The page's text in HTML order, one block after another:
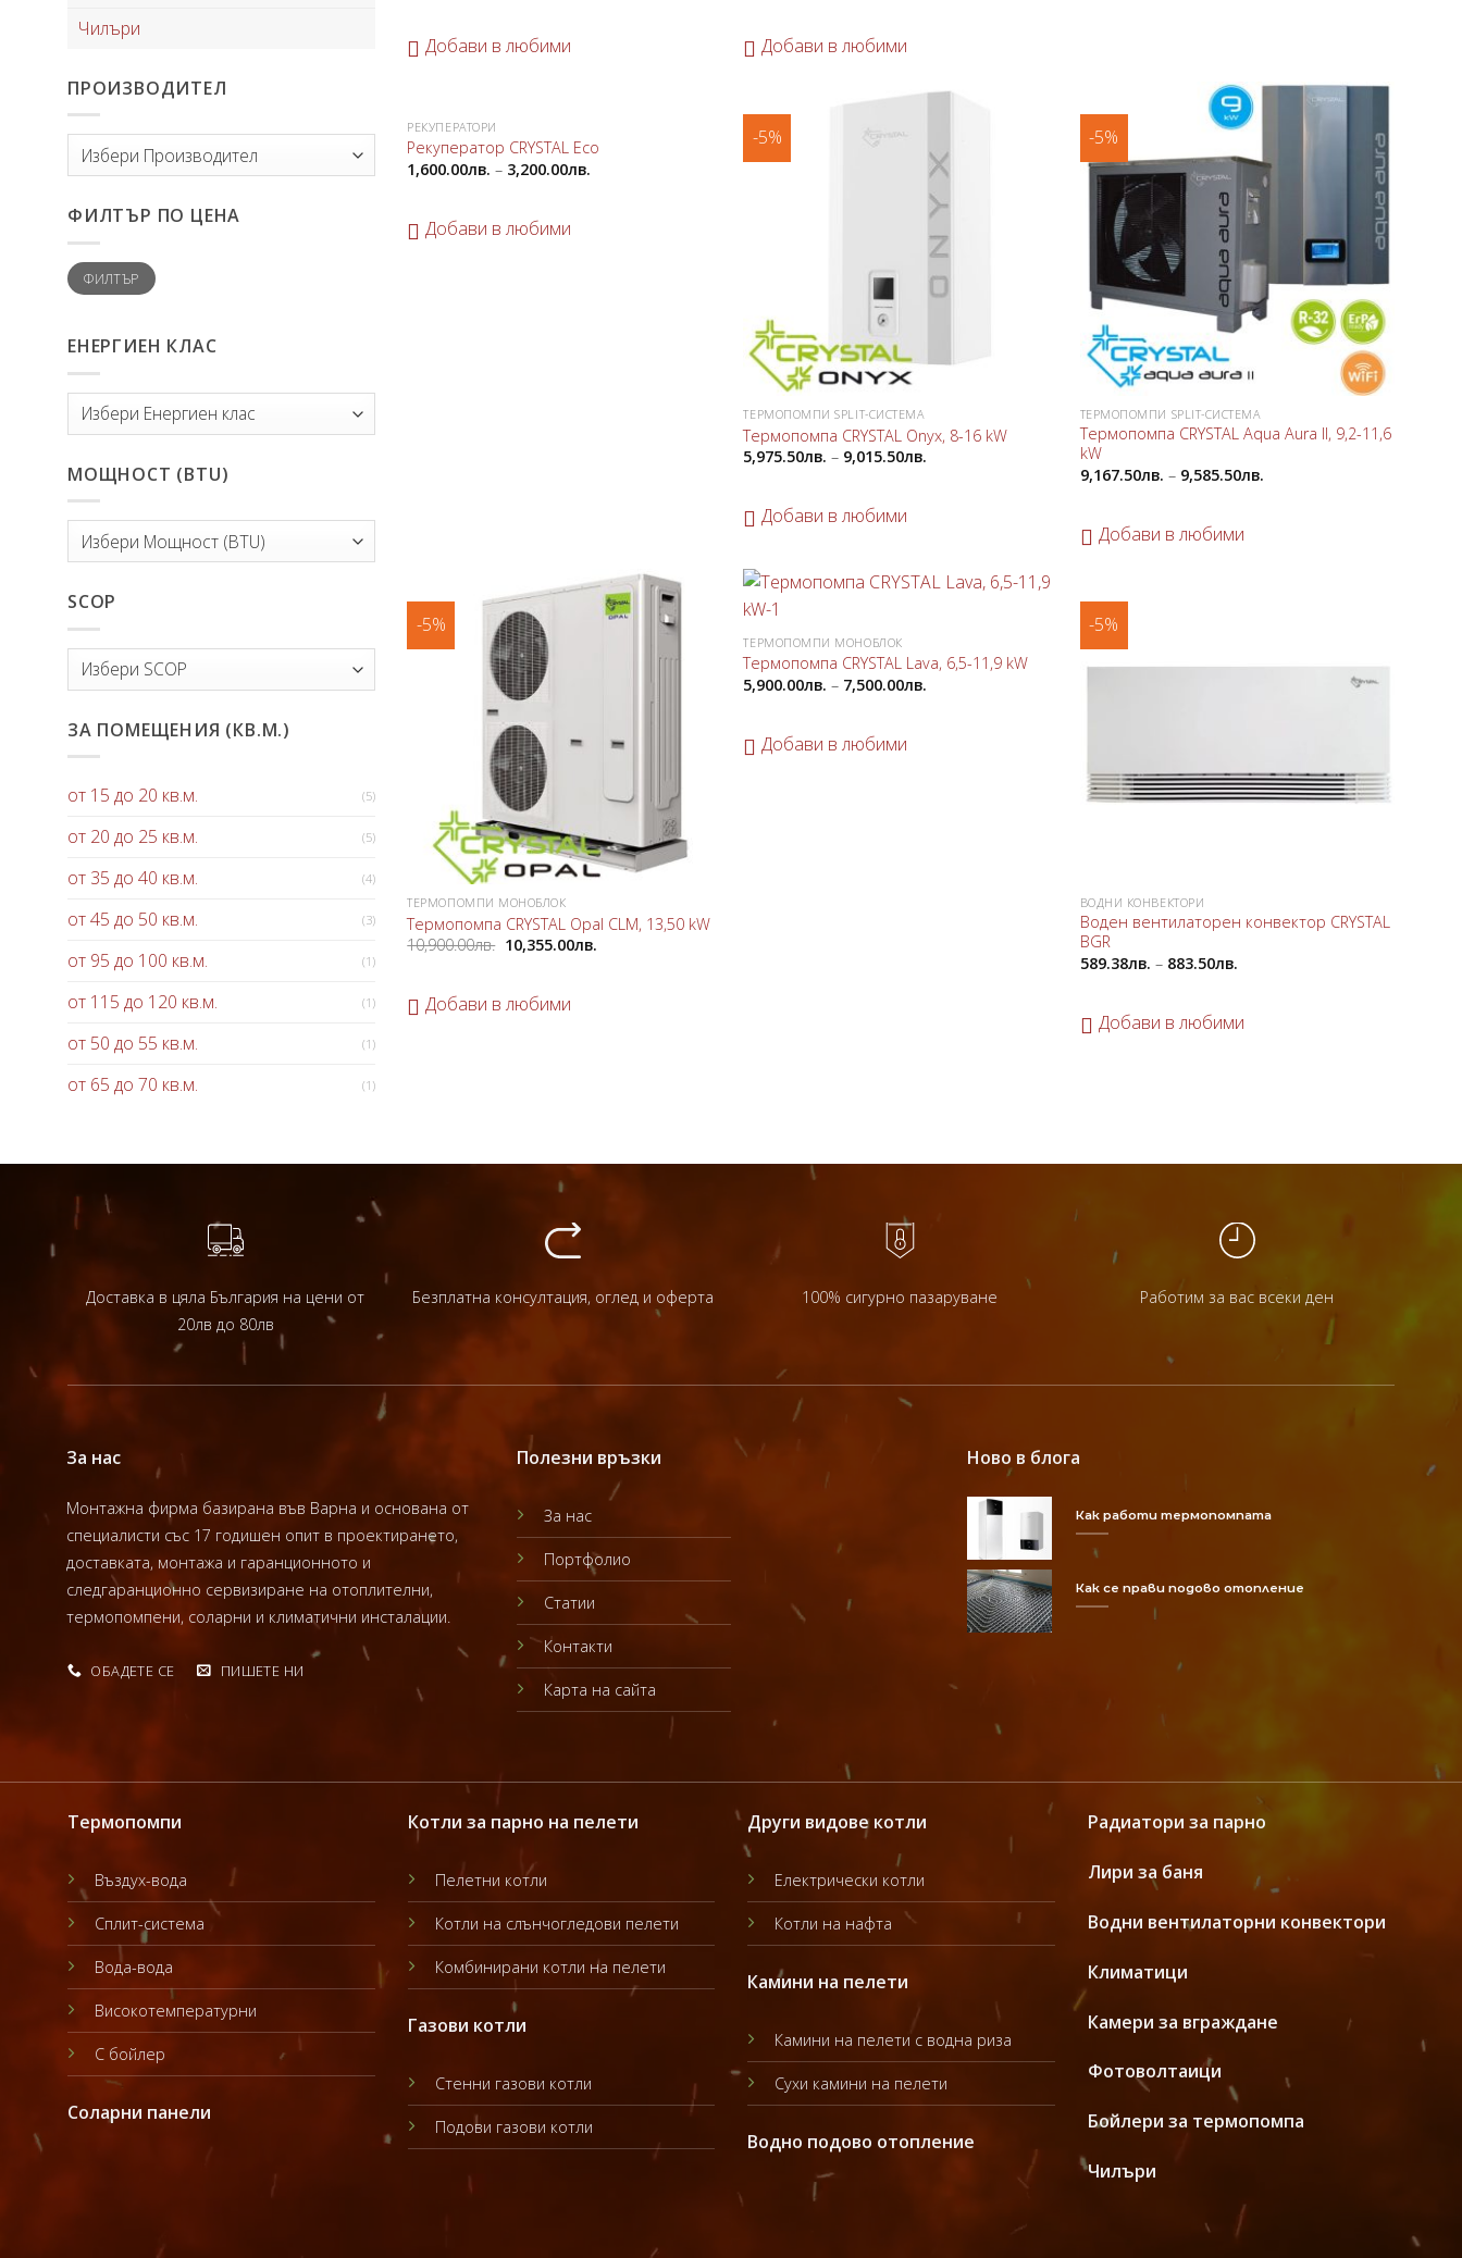
Чилъри
ПРОИЗВОДИТЕЛ
ФИЛТЪР ПО ЦЕНА
Минимална
цена
Максимална
ценаФИЛТЪР
ЕНЕРГИЕН КЛАС
МОЩНОСТ (BTU)
SCOP
ЗА ПОМЕЩЕНИЯ (КВ.М.)
от 15 до 20 кв.м. (5)
от 20 до 25 кв.м. (5)
от 35 до 40 кв.м. (4)
от 45 до 50 кв.м. (3)
от 95 до 100 кв.м. (1)
от 115 до 120 кв.м. (1)
от 50 до 55 кв.м. (1)
от 65 до 70 кв.м. (1)
Добави в любими Добави в любими
РЕКУПЕРАТОРИ
Рекуператор CRYSTAL Eco
1,600.00лв. – 3,200.00лв.
Добави в любими
-5%
ТЕРМОПОМПИ SPLIT-СИСТЕМА
Термопомпа CRYSTAL Onyx, 8-16 kW
5,975.50лв. – 9,015.50лв.
Добави в любими
-5%
Добави
любими
ТЕРМОПОМПИ SPLIT-СИСТЕМА
Термопомпа CRYSTAL Aqua Aura II, 9,2-11,6
kW
9,167.50лв. – 9,585.50лв.
Добави в любими
-5%
Добави
любими
ТЕРМОПОМПИ МОНОБЛОК
Термопомпа CRYSTAL Opal CLM, 13,50 kW
10,900.00лв. 10,355.00лв.
Добави в любими
любими
ТЕРМОПОМПИ МОНОБЛОК
Термопомпа CRYSTAL Lava, 6,5-11,9 kW
5,900.00лв. – 7,500.00лв.
Добави в любими
-5%
ВОДНИ КОНВЕКТОРИ
Воден вентилаторен конвектор CRYSTAL
BGR
589.38лв. – 883.50лв.
Добави в любими
Доставка в цяла България на цени от
20лв до 80лв
Безплатна консултация, оглед и оферта 100% сигурно пазаруване Работим за вас всеки ден
За нас
Монтажна фирма базирана във Варна и основана от
специалисти със 17 годишен опит в проектирането,
доставката, монтажа и гаранционното и
следгаранционно сервизиране на отоплителни,
термопомпени, соларни и климатични инсталации.
ОБАДЕТЕ СЕ ПИШЕТЕ НИ
Полезни връзки
За нас
Портфолио
Статии
Контакти
Карта на сайта
Ново в блога
Как работи термопомпата
Как се прави подово отопление
Термопомпи
Въздух-вода
Сплит-система
Вода-вода
Високотемпературни
С бойлер
Соларни панели
Котли за парно на пелети
Пелетни котли
Котли на слънчогледови пелети
Комбинирани котли на пелети
Газови котли
Стенни газови котли
Подови газови котли
Други видове котли
Електрически котли
Котли на нафта
Камини на пелети
Камини на пелети с водна риза
Сухи камини на пелети
Водно подово отопление
Радиатори за парно
Лири за баня
Водни вентилаторни конвектори
Климатици
Камери за вграждане
Фотоволтаици
Бойлери за термопомпа
Чилъри